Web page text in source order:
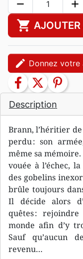
Description
Brann, l’héritier
perdu : son
même sa
vouée à l’échec,
des gobelins
brûle toujours
Il décide alors
quêtes :
monde afin d’y
Sauf qu’aucun
revenu…
remove add
shopping_cart AJOUTER
edit Donnez votre
facebook twitter pinterest